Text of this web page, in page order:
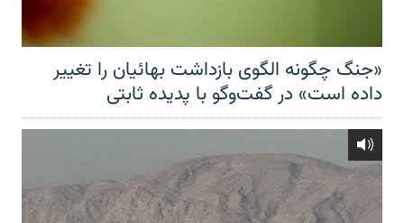
«جنگ چگونه الگوی بازداشت بهائیان را تغییر
داده است» در گفت‌وگو با پدیده ثابتی